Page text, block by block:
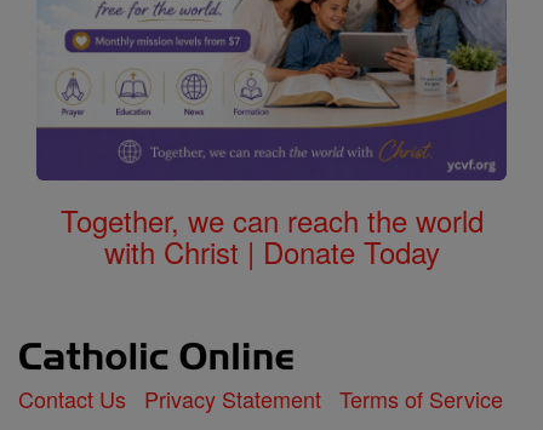
Together, we can reach the world
with Christ | Donate Today
Contact Us Privacy Statement Terms of Service